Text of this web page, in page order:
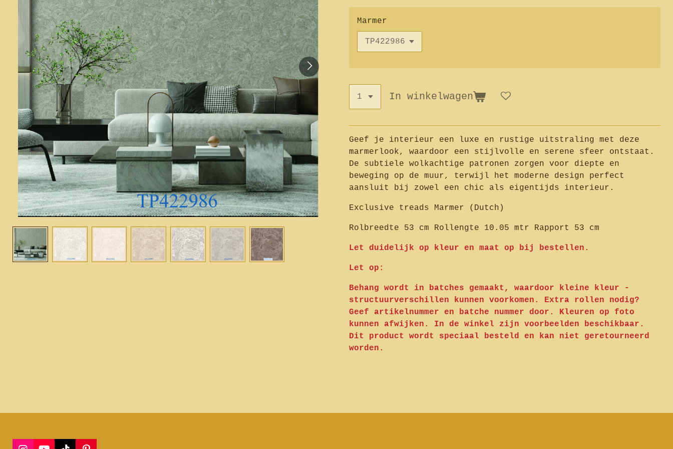
Marmer
In winkelwagen
Geef je interieur een luxe en rustige uitstraling met deze
marmerlook, waardoor een stijlvolle en serene sfeer ontstaat.
De subtiele wolkachtige patronen zorgen voor diepte en
beweging op de muur, terwijl het moderne design perfect
aansluit bij zowel een chic als eigentijds interieur.
Exclusive treads Marmer (Dutch)
Rolbreedte 53 cm Rollengte 10.05 mtr Rapport 53 cm
Let duidelijk op kleur en maat op bij bestellen.
Let op:
Behang wordt in batches gemaakt, waardoor kleine kleur -
structuurverschillen kunnen voorkomen. Extra rollen nodig?
Geef artikelnummer en batche nummer door. Kleuren op foto
kunnen afwijken. In de winkel zijn voorbeelden beschikbaar.
Dit product wordt speciaal besteld en kan niet geretourneerd
worden.